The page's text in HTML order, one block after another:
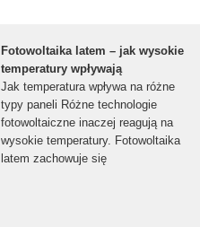
Fotowoltaika latem – jak wysokie
temperatury wpływają
Jak temperatura wpływa na różne
typy paneli Różne technologie
fotowoltaiczne inaczej reagują na
wysokie temperatury. Fotowoltaika
latem zachowuje się